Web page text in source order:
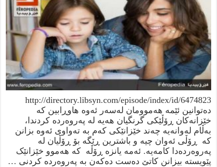
http://directory.libsyn.com/episode/index/id/6474823
دەتوانین ئێمە هەموومان لەسەر ئەوە هاوڕابین کە
خێزانەکان ڕۆڵێکی گرنگیان هەیە لە پەروەردە کردندا،
بەڵام لەوانەیە چەند خێزانێکی کەم بە تەواوی ئەوە بزانن
کە ڕۆڵی ئەوان چیە و باشترین ڕێگە بۆ ڕۆڵیان لە
پەروەردەدا كامەيە. ئەمە یانزە ڕۆڵە کە هەموو خێزانێک
پێویستە بیزانن کاتێ دەست دەکەن بە پەروەردە کردنی …